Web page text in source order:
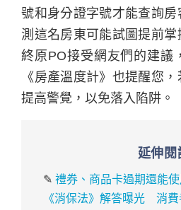
號和身分證字號才能查詢
測這名房東可能試圖提前
終原PO接受網友們的建議
《房產溫度計》也提醒您
提高警覺，以免落入陷阱。
延伸閱
✎禮券、商品卡過期還能
《消保法》解答曝光 消